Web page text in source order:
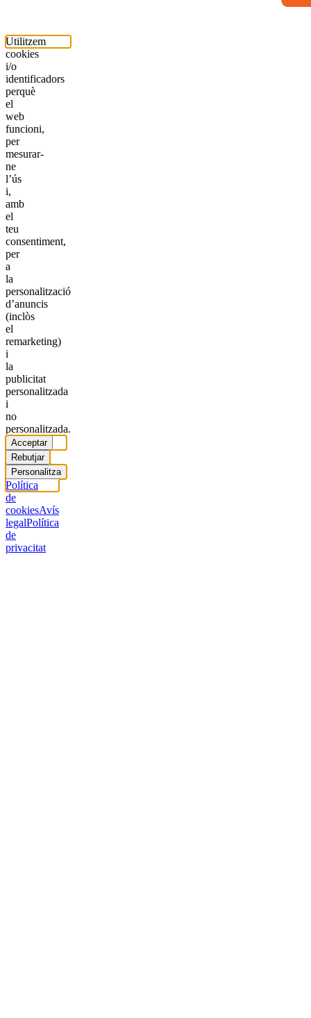
Utilitzem
cookies
i/o
identificadors
perquè
el
web
funcioni,
per
mesurar-
ne
l’ús
i,
amb
el
teu
consentiment,
per
a
la
personalització
d’anuncis
(inclòs
el
remarketing)
i
la
publicitat
personalitzada
i
no
personalitzada.
Acceptar
Rebutjar
Personalitza
Política
de
cookiesAvís
legalPolítica
de
privacitat